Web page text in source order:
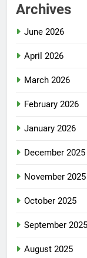
Archives
June 2026
April 2026
March 2026
February 2026
January 2026
December 2025
November 2025
October 2025
September 2025
August 2025